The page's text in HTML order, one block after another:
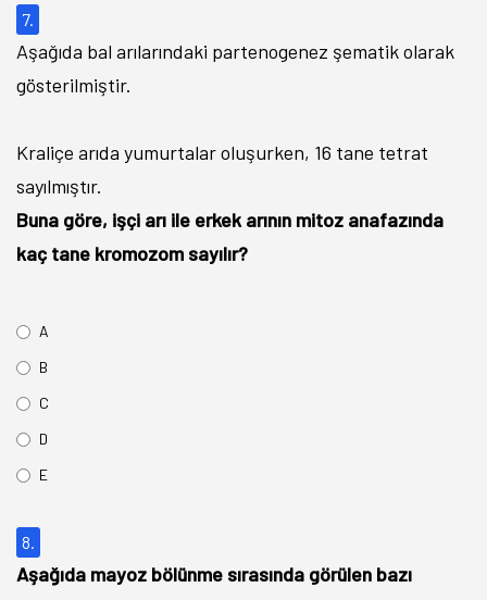
7.
Aşağıda bal arılarındaki partenogenez şematik olarak
gösterilmiştir.
Kraliçe arıda yumurtalar oluşurken, 16 tane tetrat
sayılmıştır.
Buna göre, işçi arı ile erkek arının mitoz anafazında
kaç tane kromozom sayılır?
A
B
C
D
E
8.
Aşağıda mayoz bölünme sırasında görülen bazı